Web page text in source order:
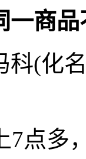
一商品
(化名)
多